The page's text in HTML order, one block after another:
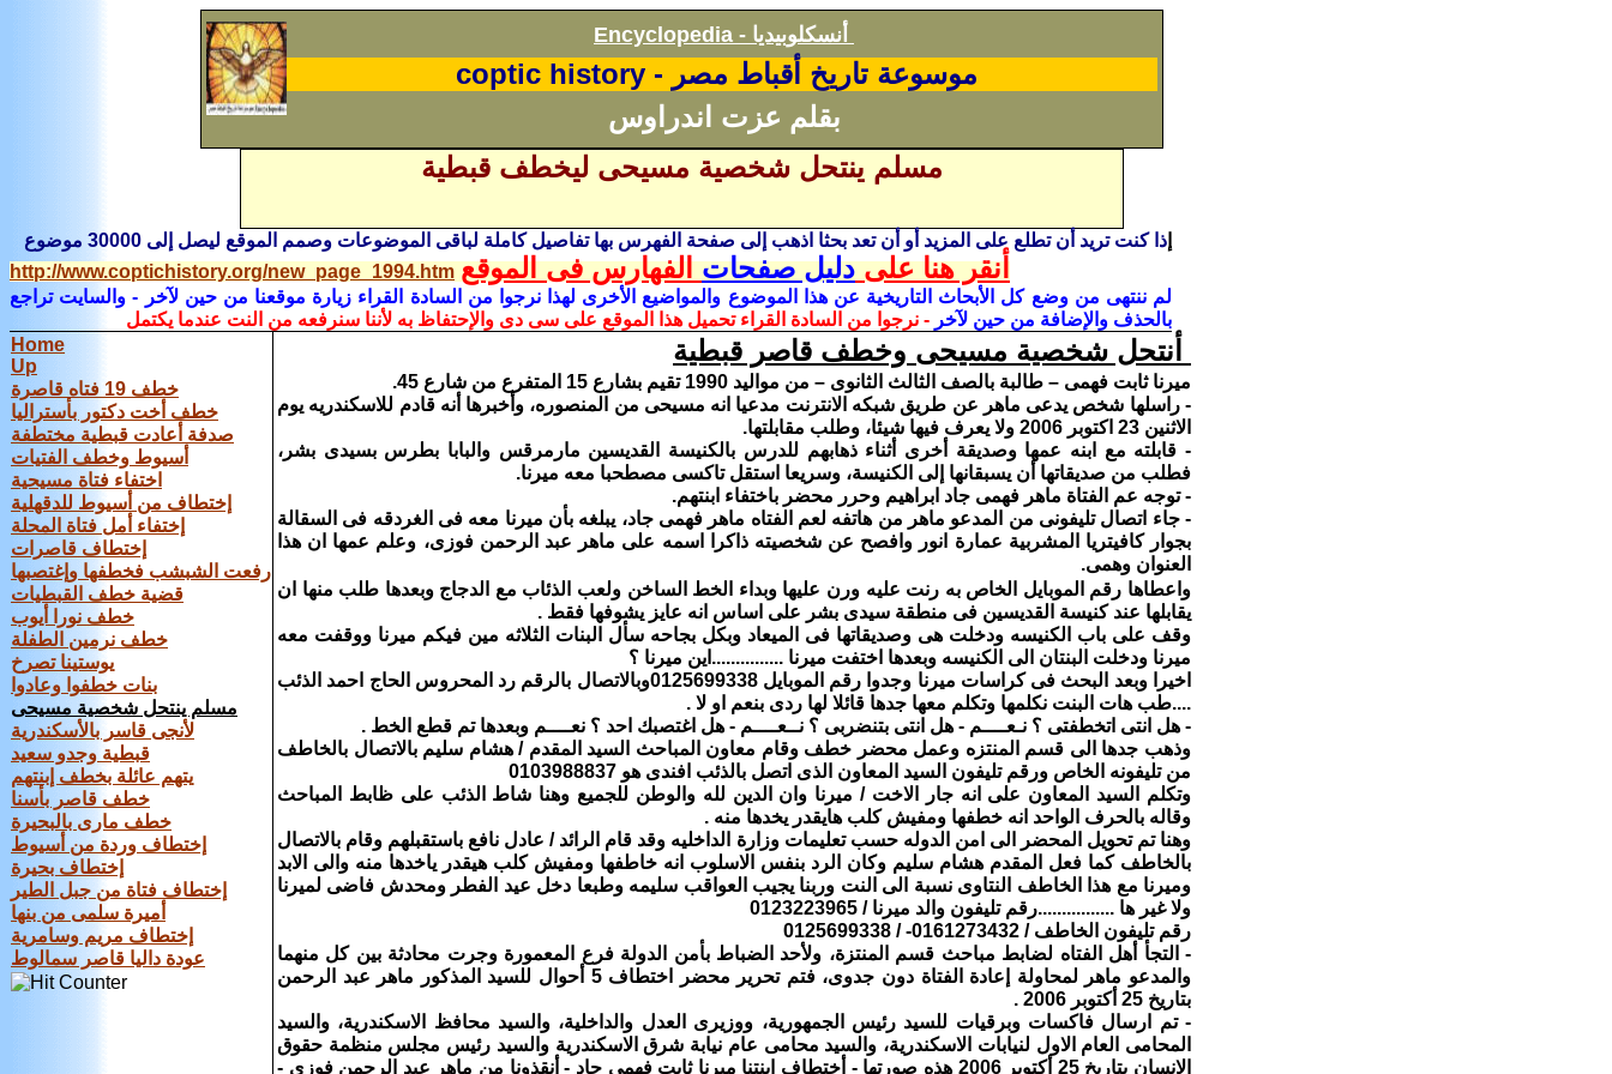
Encyclopedia - أنسكلوبيديا
موسوعة تاريخ أقباط مصر - coptic history
بقلم عزت اندراوس
مسلم ينتحل شخصية مسيحى ليخطف قبطية
ذا كنت تريد أن تطلع على المزيد أو أن تعد بحثا اذهب إلى صفحة الفهرس بها تفاصيل كاملة لباقى الموضوعات وصمم الموقع ليصل إلى 30000 موضوع
أنقر هنا علىدليل صفحاتالفهارس فى الموقع http://www.coptichistory.org/new_page_1994.htm
لم ننتهى من وضع كل الأبحاث
التاريخية عن هذا الموضوع والمواضيع الأخرى لهذا نرجوا من السادة القراء زيارة موقعنا من حين لآخر
- والسايت تراجع
بالحذف والإضافة من حين لآخر - نرجوا من السادة القراء تحميل هذا الموقع على سى دى والإحتفاظ به لأننا سنرفعه من النت عندما يكتمل
Home
Up
خطف 19 فتاه قاصرة
خطف أخت دكتور بأستراليا
صدفة أعادت قبطية مختطفة
أسيوط وخطف الفتيات
اختفاء فتاة مسيحية
إختطاف من أسيوط للدقهلية
إختفاء أمل فتاة المحلة
إختطاف قاصرات
رفعت الشبشب فخطفها وإغتصبها
قضية خطف القبطيات
خطف نورا أيوب
خطف نرمين الطفلة
يوستينا تصرخ
بنات خطفوا وعادوا
مسلم ينتحل شخصية مسيحى
لأنجى قاسر بالأسكندرية
قبطية وجدو سعيد
يتهم عائلة بخطف إبنتهم
خطف قاصر بأسنا
خطف مارى بالبحيرة
إختطاف وردة من أسيوط
إختطاف بحيرة
إختطاف فتاة من جبل الطير
أميرة سلمى من بنها
إختطاف مريم وسامرية
عودة داليا قاصر سمالوط
أنتحل شخصية مسيحى وخطف قاصر قبطية
ميرنا ثابت فهمى – طالبة بالصف الثالث الثانوى – من مواليد 1990 تقيم بشارع 15 المتفرع من شارع 45.
- راسلها شخص يدعى ماهر عن طريق شبكه الانترنت مدعيا انه مسيحى من المنصوره، وأخبرها أنه قادم للاسكندريه يوم
الاثنين 23 اكتوبر 2006 ولا يعرف فيها شيئا، وطلب مقابلتها.
- قابلته مع ابنه عمها وصديقة أخرى أثناء ذهابهم للدرس بالكنيسة القديسين مارمرقس والبابا بطرس بسيدى بشر،
فطلب من صديقاتها أن يسبقانها إلى الكنيسة، وسريعا استقل تاكسى مصطحبا معه ميرنا.
- توجه عم الفتاة ماهر فهمى جاد ابراهيم وحرر محضر باختفاء ابنتهم.
- جاء اتصال تليفونى من المدعو ماهر من هاتفه لعم الفتاه ماهر فهمى جاد، يبلغه بأن ميرنا معه فى الغردقه فى السقالة
بجوار كافيتريا المشربية عمارة انور وافصح عن شخصيته ذاكرا اسمه على ماهر عبد الرحمن فوزى، وعلم عمها ان هذا
العنوان وهمى.
واعطاها رقم الموبايل الخاص به رنت عليه ورن عليها وبداء الخط الساخن ولعب الذئاب مع الدجاج وبعدها طلب منها ان
يقابلها عند كنيسة القديسين فى منطقة سيدى بشر على اساس انه عايز يشوفها فقط .
وقف على باب الكنيسه ودخلت هى وصديقاتها فى الميعاد وبكل بجاحه سأل البنات الثلاثه مين فيكم ميرنا ووقفت معه
ميرنا ودخلت البنتان الى الكنيسه وبعدها اختفت ميرنا ...............اين ميرنا ؟
اخيرا وبعد البحث فى كراسات ميرنا وجدوا رقم الموبايل 0125699338وبالاتصال بالرقم رد المحروس الحاج احمد الذئب
....طب هات البنت نكلمها وتكلم معها جدها قائلا لها ردى بنعم او لا .
- هل انتى اتخطفتى ؟ نـعــــم - هل انتى بتنضربى ؟ نــعــــم - هل اغتصبك احد ؟ نعــــم وبعدها تم قطع الخط .
وذهب جدها الى قسم المنتزه وعمل محضر خطف وقام معاون المباحث السيد المقدم / هشام سليم بالاتصال بالخاطف
من تليفونه الخاص ورقم تليفون السيد المعاون الذى اتصل بالذئب افندى هو 0103988837
وتكلم السيد المعاون على انه جار الاخت / ميرنا وان الدين لله والوطن للجميع وهنا شاط الذئب على ظابط المباحث
وقاله بالحرف الواحد انه خطفها ومفيش كلب هايقدر يخدها منه .
وهنا تم تحويل المحضر الى امن الدوله حسب تعليمات وزارة الداخليه وقد قام الرائد / عادل نافع باستقبلهم وقام بالاتصال
بالخاطف كما فعل المقدم هشام سليم وكان الرد بنفس الاسلوب انه خاطفها ومفيش كلب هيقدر ياخدها منه والى الابد
وميرنا مع هذا الخاطف النتاوى نسبة الى النت وربنا يجيب العواقب سليمه وطبعا دخل عيد الفطر ومحدش فاضى لميرنا
ولا غير ها ................رقم تليفون والد ميرنا / 0123223965
رقم تليفون الخاطف / 0161273432- / 0125699338
- التجأ أهل الفتاه لضابط مباحث قسم المنتزة، ولأحد الضباط بأمن الدولة فرع المعمورة وجرت محادثة بين كل منهما
والمدعو ماهر لمحاولة إعادة الفتاة دون جدوى، فتم تحرير محضر اختطاف 5 أحوال للسيد المذكور ماهر عبد الرحمن
بتاريخ 25 أكتوبر 2006 .
- تم ارسال فاكسات وبرقيات للسيد رئيس الجمهورية، ووزيرى العدل والداخلية، والسيد محافظ الاسكندرية، والسيد
المحامى العام الاول لنيابات الاسكندرية، والسيد محامى عام نيابة شرق الاسكندرية والسيد رئيس مجلس منظمة حقوق
الانسان بتاريخ 25 أكتوبر 2006 هذه صورتها - أختطاف ابنتنا ميرنا ثابت فهمى جاد - أنقذونا من ماهر عبد الرحمن فوزى -